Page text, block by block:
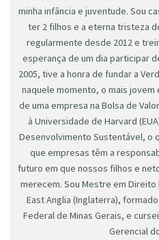
minha infância e juventude. Sou
ter 2 filhos e a eterna tristeza
regularmente desde 2012 e
esperança de um dia participar
2005, tive a honra de fundar a
naquele momento, o mais
de uma empresa na Bolsa de
à Universidade de Harvard
Desenvolvimento Sustentável, o
que empresas têm a
futuro em que nossos filhos e
merecem. Sou Mestre em
East Anglia (Inglaterra),
Federal de Minas Gerais, e
Gerencial